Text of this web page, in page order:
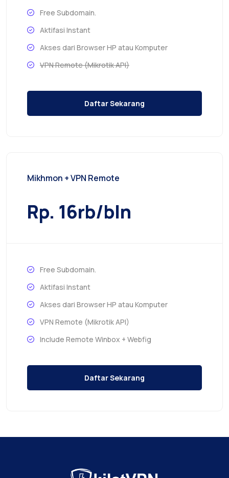
Free Subdomain.
Aktifasi Instant
Akses dari Browser HP atau Komputer
VPN Remote (Mikrotik API)
Daftar Sekarang
Mikhmon + VPN Remote
Rp. 16rb/bln
Free Subdomain.
Aktifasi Instant
Akses dari Browser HP atau Komputer
VPN Remote (Mikrotik API)
Include Remote Winbox + Webfig
Daftar Sekarang